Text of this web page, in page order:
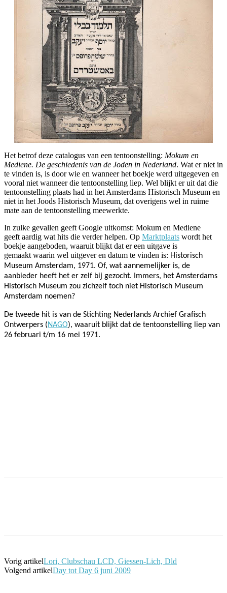
Het betrof deze catalogus van een tentoonstelling: Mokum en
Mediene. De geschiedenis van de Joden in Nederland. Wat er niet in
te vinden is, is door wie en wanneer het boekje werd uitgegeven en
vooral niet wanneer die tentoonstelling liep. Wel blijkt er uit dat die
tentoonstelling plaats had in het Amsterdams Historisch Museum en
niet in het Joods Historisch Museum, dat overigens wel in ruime
mate aan de tentoonstelling meewerkte.
In zulke gevallen geeft Google uitkomst: Mokum en Mediene
geeft aardig wat hits die verder helpen. Op Marktplaats wordt het
boekje aangeboden, waaruit blijkt dat er een uitgave is
gemaakt waarin wel uitgever en datum te vinden is: Historisch
Museum Amsterdam, 1971. Of, wat aannemelijker is, de
aanbieder heeft het er zelf bij gezocht. Immers, het Amsterdams
Historisch Museum zou zichzelf toch niet Historisch Museum
Amsterdam noemen?
De tweede hit is van de Stichting Nederlands Archief Grafisch
Ontwerpers (NAGO), waaruit blijkt dat de tentoonstelling liep van
26 februari t/m 16 mei 1971.
Vorig artikelLori, Clubschau LCD, Giessen-Lich, Dld
Volgend artikelDay tot Day 6 juni 2009